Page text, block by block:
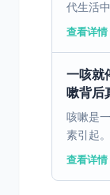
代生活
病的高
查看详情
一咳就
嗽背后
咳嗽是
素引起
因，并
查看详情